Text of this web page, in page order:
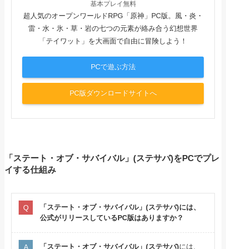
基本プレイ無料
超人気のオープンワールドRPG「原神」PC版。風・炎・
雷・水・氷・草・岩の七つの元素が絡み合う幻想世界
「テイワット」を大画面で自由に冒険しよう！
PCで遊ぶ方法
PC版ダウンロードサイトへ
「ステート・オブ・サバイバル」(ステサバ)をPCでプレ
イする仕組み
「ステート・オブ・サバイバル」(ステサバ)には、
公式がリリースしているPC版はありますか？
「ステート・オブ・サバイバル」(ステサバ)には、